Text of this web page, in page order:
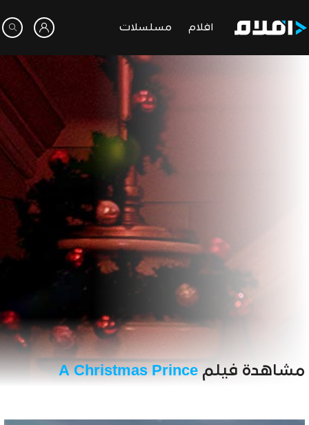
افلام مسلسلات
مشاهدة فيلم A Christmas Prince